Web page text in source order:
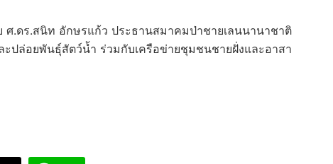
ศ.ดร.สนิท อักษรแก้ว ประธานสมาคมป่าชายเลนนานาชาติ
ปล่อยพันธุ์สัตว์น้ำ ร่วมกับเครือข่ายชุมชนชายฝั่งและอาสา